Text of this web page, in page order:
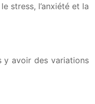
stress, l’anxiété et la
y avoir des variations